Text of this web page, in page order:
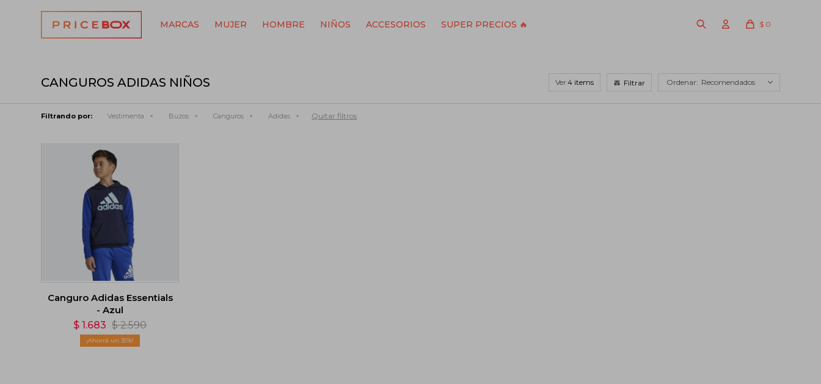
MARCAS MUJER HOMBRE NIÑOS ACCESORIOS SUPER PRECIOS 🔥 $ 0
CANGUROS ADIDAS NIÑOS Ver Recomendados
Filtrando por: Vestimenta Buzos Canguros Adidas Quitar filtros
Canguro Adidas Essentials
- Azul
$ 1.683 $ 2.590
35